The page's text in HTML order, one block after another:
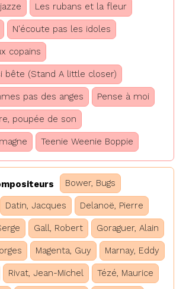
Les rubans et la fleur
N'écoute pas les idoles
copains
bête (Stand A little closer)
pas des anges Pense à moi
poupée de son
Teenie Weenie Boppie
Bower, Bugs
Datin, Jacques Delanoë, Pierre
Gall, Robert Goraguer, Alain
Magenta, Guy Marnay, Eddy
Rivat, Jean-Michel Tézé, Maurice